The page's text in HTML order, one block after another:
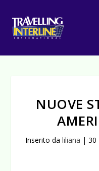
NUOVE
Inserito da liliana | 30